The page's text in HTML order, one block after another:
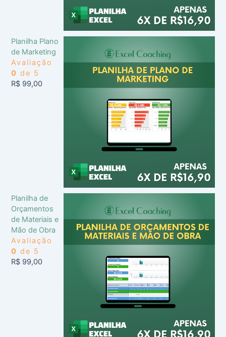
Planilha Plano
de Marketing
Avaliação
0 de 5
R$ 99,00
Planilha de
Orçamentos
de Materiais e
Mão de Obra
Avaliação
0 de 5
R$ 99,00